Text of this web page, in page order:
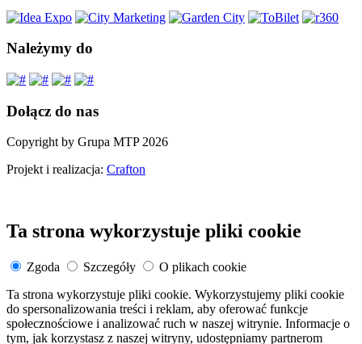
Należymy do
Dołącz do nas
Copyright by Grupa MTP 2026
Projekt i realizacja: Crafton
Ta strona wykorzystuje pliki cookie
Zgoda Szczegóły
O plikach cookie
Ta strona wykorzystuje pliki cookie. Wykorzystujemy pliki cookie
do spersonalizowania treści i reklam, aby oferować funkcje
społecznościowe i analizować ruch w naszej witrynie. Informacje o
tym, jak korzystasz z naszej witryny, udostępniamy partnerom